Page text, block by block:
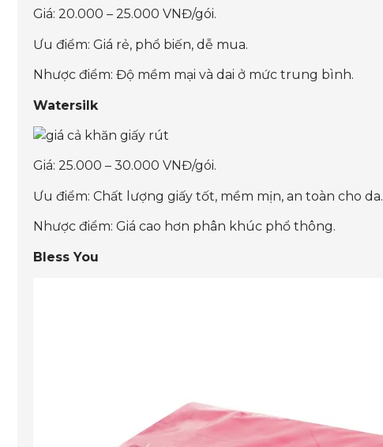
Giá: 20.000 – 25.000 VNĐ/gói.
Ưu điểm: Giá rẻ, phổ biến, dễ mua.
Nhược điểm: Độ mềm mại và dai ở mức trung bình.
Watersilk
Giá: 25.000 – 30.000 VNĐ/gói.
Ưu điểm: Chất lượng giấy tốt, mềm mịn, an toàn cho da.
Nhược điểm: Giá cao hơn phân khúc phổ thông.
Bless You